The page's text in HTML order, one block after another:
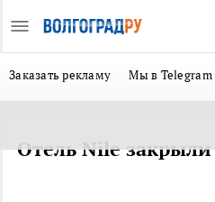
Заказать рекламу Мы в Telegram
Отель Nile закрыли